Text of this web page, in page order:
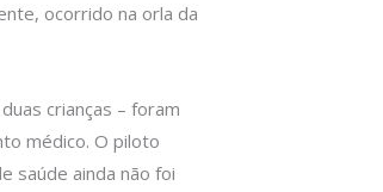
ocorrido na orla da
crianças – foram
médico. O piloto
saúde ainda não foi